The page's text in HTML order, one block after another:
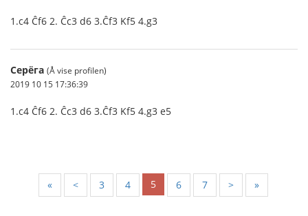
1.c4 Ĉf6 2. Ĉc3 d6 3.Ĉf3 Kf5 4.g3
Серёга (Å vise profilen)
2019 10 15 17:36:39
1.c4 Ĉf6 2. Ĉc3 d6 3.Ĉf3 Kf5 4.g3 e5
« < 3 4 5 6 7 > »